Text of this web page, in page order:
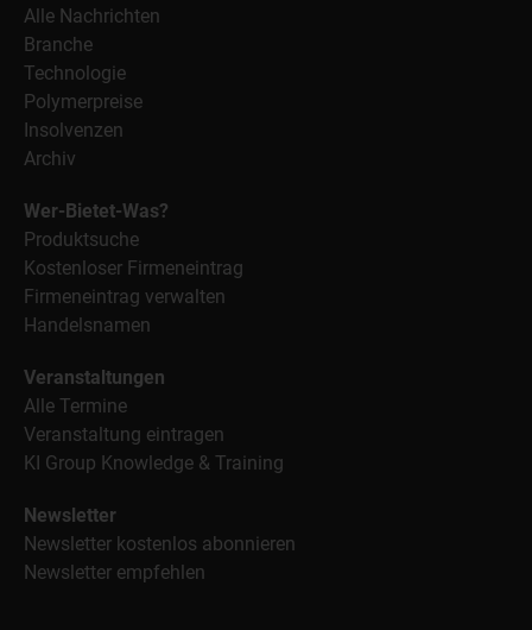
Alle Nachrichten
Branche
Technologie
Polymerpreise
Insolvenzen
Archiv
Wer-Bietet-Was?
Produktsuche
Kostenloser Firmeneintrag
Firmeneintrag verwalten
Handelsnamen
Veranstaltungen
Alle Termine
Veranstaltung eintragen
KI Group Knowledge & Training
Newsletter
Newsletter kostenlos abonnieren
Newsletter empfehlen